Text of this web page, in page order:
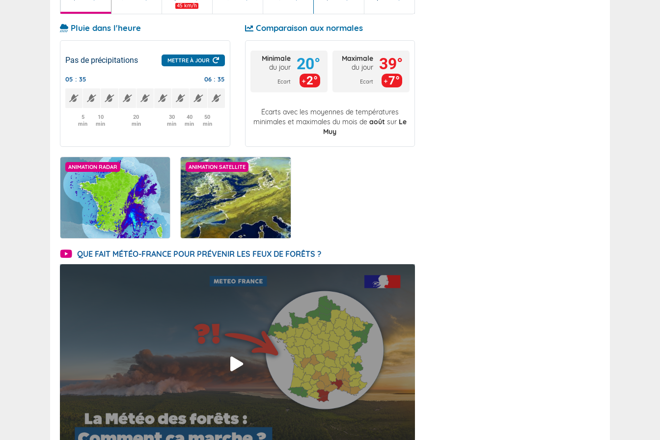
45 km/h
Pluie dans l'heure
Pas de précipitations METTRE À JOUR
05 : 35 06 : 35
5
min
10
min
20
min
30
min
40
min
50
min
Comparaison aux normales
Minimale
du jour
Ecart
20°
2°
Maximale
du jour
Ecart
39°
7°
Écarts avec les moyennes de températures
minimales et maximales du mois de août sur Le
Muy
ANIMATION RADAR ANIMATION SATELLITE
QUE FAIT MÉTÉO-FRANCE POUR PRÉVENIR LES FEUX DE FORÊTS ?